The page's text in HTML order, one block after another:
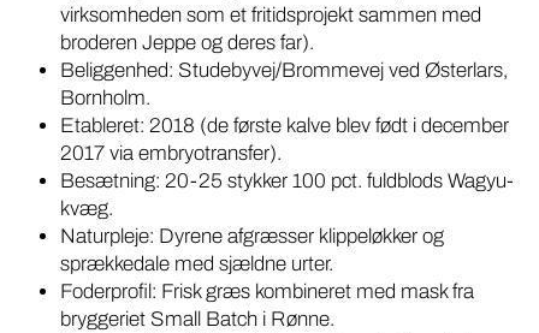
virksomheden som et fritidsprojekt sammen med
broderen Jeppe og deres far).
Beliggenhed: Studebyvej/Brommevej ved Østerlars,
Bornholm.
Etableret: 2018 (de første kalve blev født i december
2017 via embryotransfer).
Besætning: 20-25 stykker 100 pct. fuldblods Wagyu-
kvæg.
Naturpleje: Dyrene afgræsser klippeløkker og
sprækkedale med sjældne urter.
Foderprofil: Frisk græs kombineret med mask fra
bryggeriet Small Batch i Rønne.